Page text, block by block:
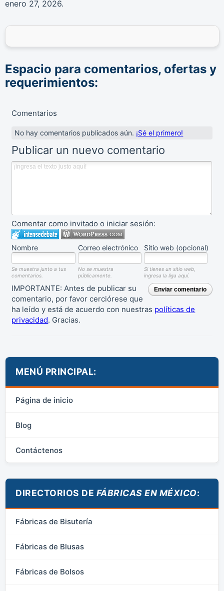
enero 27, 2026.
Espacio para comentarios, ofertas y
requerimientos:
Comentarios
No hay comentarios publicados aún. ¡Sé el primero!
Publicar un nuevo comentario
Comentar como invitado o iniciar sesión:
Nombre Correo electrónico Sitio web (opcional)
Se muestra junto a tus
comentarios.
No se muestra
públicamente.
Si tienes un sitio web,
ingresa la liga aquí.
Enviar comentario
IMPORTANTE: Antes de publicar su
comentario, por favor cerciórese que
ha leído y está de acuerdo con nuestras políticas de
privacidad. Gracias.
MENÚ PRINCIPAL:
Página de inicio
Blog
Contáctenos
DIRECTORIOS DE FÁBRICAS EN MÉXICO:
Fábricas de Bisutería
Fábricas de Blusas
Fábricas de Bolsos